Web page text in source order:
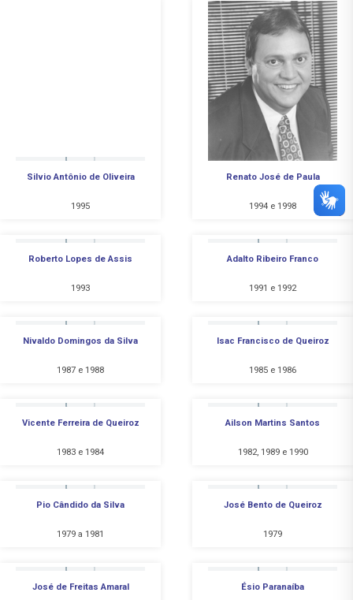
Silvio Antônio de Oliveira
1995
Renato José de Paula
1994 e 1998
Roberto Lopes de Assis
1993
Adalto Ribeiro Franco
1991 e 1992
Nivaldo Domingos da Silva
1987 e 1988
Isac Francisco de Queiroz
1985 e 1986
Vicente Ferreira de Queiroz
1983 e 1984
Ailson Martins Santos
1982, 1989 e 1990
Pio Cândido da Silva
1979 a 1981
José Bento de Queiroz
1979
José de Freitas Amaral Ésio Paranaíba